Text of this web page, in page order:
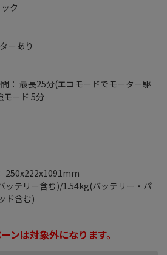
ク
ーあり
： 最長25分(エコモードでモーター駆
モード 5分
250x222x1091mm
ッテリー含む)/1.54kg(バッテリー・パ
ド含む)
ンは対象外になります。